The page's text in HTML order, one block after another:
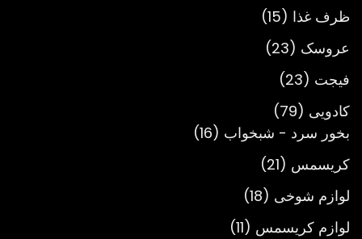
ظرف غذا 15
15
محصول
عروسک 23
23
فیجت 23
23
محصول
کادویی 79
79
محصول
بخور سرد - شبخواب 16
16
کریسمس 21
21
محصول
لوازم شوخی 18
18
محصول
لوازم کریسمس 11
11